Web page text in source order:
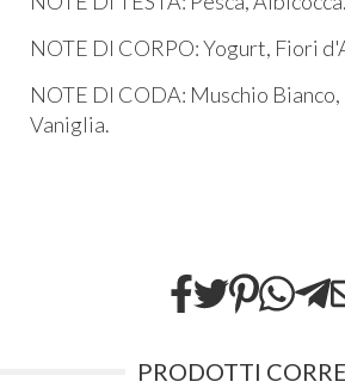
NOTE DI CORPO: Yogurt, Fiori
NOTE DI CODA: Muschio Bianco,
Vaniglia.
PRODOTTI